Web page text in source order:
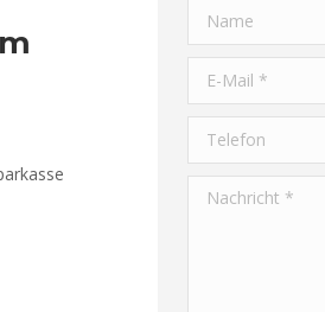
Name
E-Mail *
Telefon
Nachricht *